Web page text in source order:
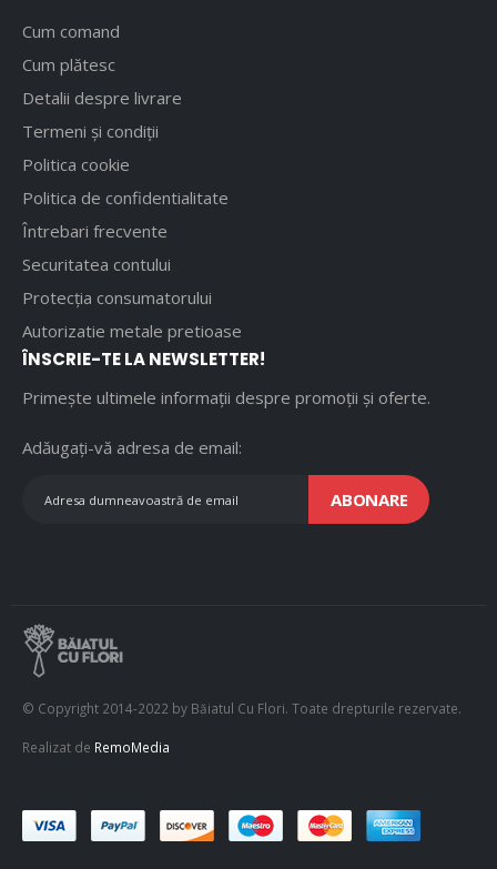
Cum comand
Cum plătesc
Detalii despre livrare
Termeni și condiții
Politica cookie
Politica de confidentialitate
Întrebari frecvente
Securitatea contului
Protecția consumatorului
Autorizatie metale pretioase
ÎNSCRIE-TE LA NEWSLETTER!
Primește ultimele informații despre promoții și oferte.
Adăugați-vă adresa de email:
ABONARE
© Copyright 2014-2022 by Băiatul Cu Flori. Toate drepturile rezervate.
Realizat de RemoMedia